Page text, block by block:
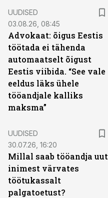
UUDISED
03.08.26, 08:45
Advokaat: õigus Eestis
töötada ei tähenda
automaatselt õigust
Eestis viibida. “See vale
eeldus läks ühele
tööandjale kalliks
maksma”
UUDISED
30.07.26, 16:20
Millal saab tööandja uut
inimest värvates
töötukassalt
palgatoetust?